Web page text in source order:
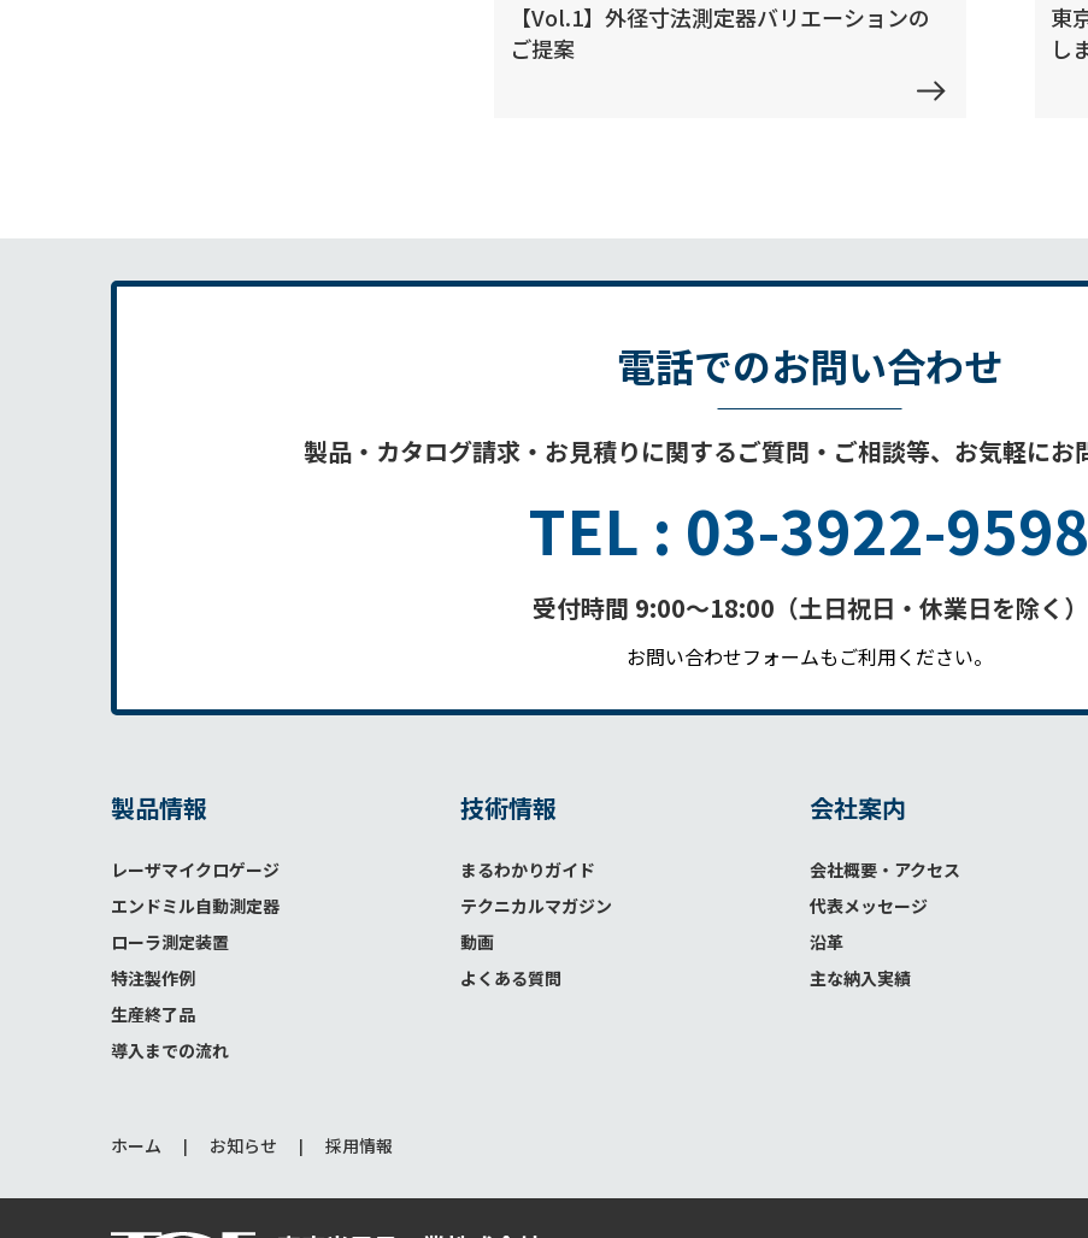
【Vol.1】外径寸法測定器バリエーションの
ご提案
東
し
電話でのお問い合わせ
製品・カタログ請求・お見積りに関するご質問・ご相談等、 お気軽にお
TEL : 03-3922-9598
受付時間 9:00～18:00 （土日祝日・休業日を除く）
お問い合わせフォームもご利用ください。
製品情報
レーザマイクロゲージ
エンドミル自動測定器
ローラ測定装置
特注製作例
生産終了品
導入までの流れ
技術情報
まるわかりガイド
テクニカルマガジン
動画
よくある質問
会社案内
会社概要・アクセス
代表メッセージ
沿革
主な納入実績
ホーム お知らせ 採用情報